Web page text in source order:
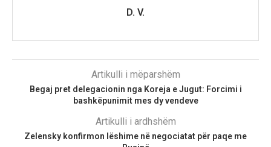
D. V.
Artikulli i mëparshëm
Begaj pret delegacionin nga Koreja e Jugut: Forcimi i
bashkëpunimit mes dy vendeve
Artikulli i ardhshëm
Zelensky konfirmon lëshime në negociatat për paqe me